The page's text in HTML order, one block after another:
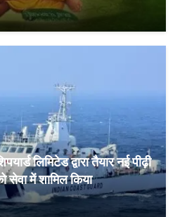
लिमिटेड द्वारा तैयार नई पीढ़ी
सेवा में शामिल किया